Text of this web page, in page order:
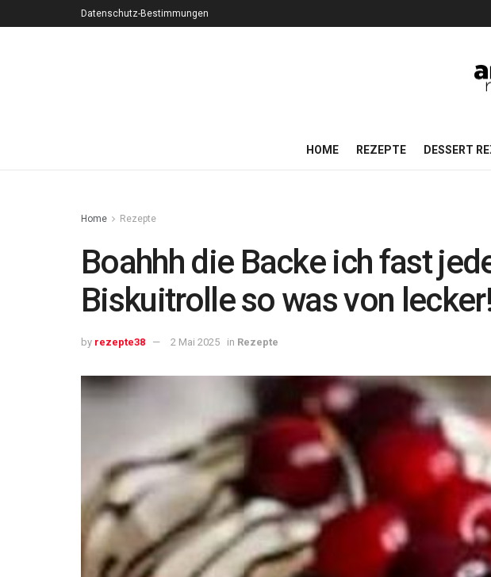
Datenschutz-Bestimmungen
HOME REZEPTE DESSERT
Home Rezepte
Boahhh die Backe ich fast
Biskuitrolle so was von
by rezepte38 2 Mai 2025 in Rezepte